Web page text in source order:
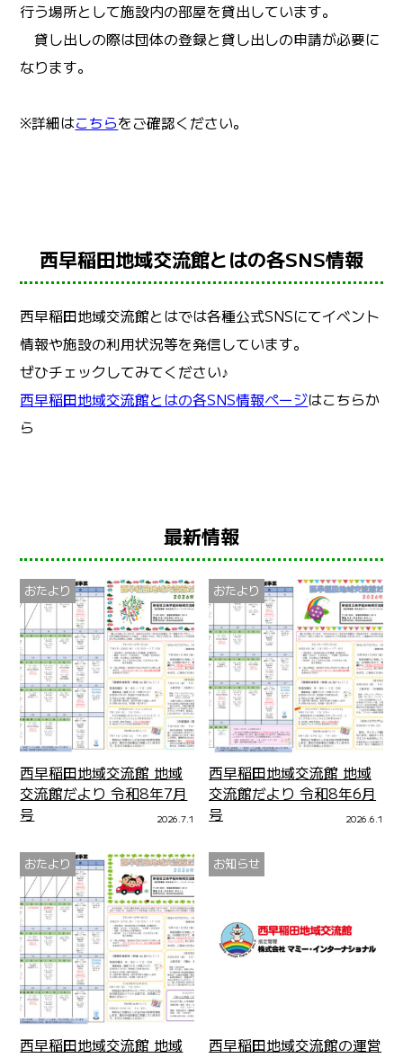
行う場所として施設内の部屋を貸出しています。
貸し出しの際は団体の登録と貸し出しの申請が必要に
なります。
※詳細はこちらをご確認ください。
西早稲田地域交流館とはの各SNS情報
西早稲田地域交流館とはでは各種公式SNSにてイベント
情報や施設の利用状況等を発信しています。
ぜひチェックしてみてください♪
西早稲田地域交流館とはの各SNS情報ページはこちらか
ら
最新情報
おたより
西早稲田地域交流館 地域
交流館だより 令和8年7月
号
2026.7.1
おたより
西早稲田地域交流館 地域
交流館だより 令和8年6月
号
2026.6.1
おたより
西早稲田地域交流館 地域
お知らせ
西早稲田地域交流館の運営